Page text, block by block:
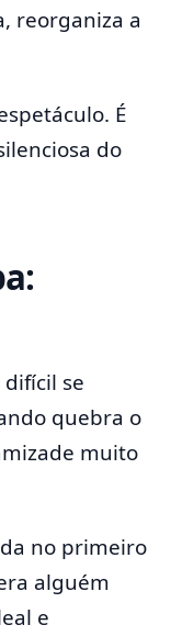
reorganiza a
É
do
se
quebra o
muito
no primeiro
alguém
e